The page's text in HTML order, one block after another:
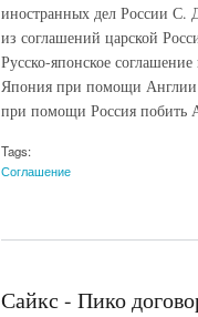
иностранных дел России С.
из соглашений царской
Русско-японское
Япония при помощи Англии
при помощи Россия побить
Tags:
Соглашение
Сайкс - Пико